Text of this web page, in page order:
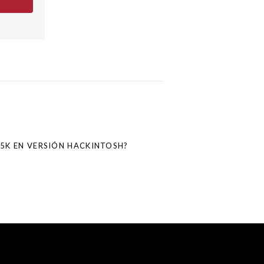
EN VERSIÓN HACKINTOSH?